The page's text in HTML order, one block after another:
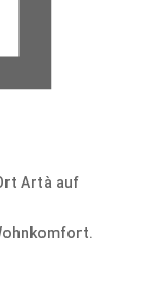
Artà auf